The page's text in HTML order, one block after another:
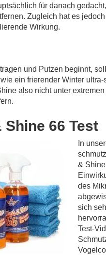
für danach
Zugleich hat es
Wirkung.
und Putzen beginnt,
ein frierender Winter
also nicht unter
Shine 66 Test
In
&
des
sich
Test-